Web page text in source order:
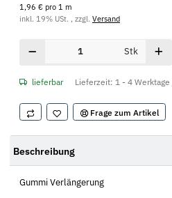
1,96 € pro 1 m
inkl. 19% USt. , zzgl. Versand
Stk
lieferbar Lieferzeit: 1 - 4 Werktage
Frage zum Artikel
Beschreibung
Gummi Verlängerung